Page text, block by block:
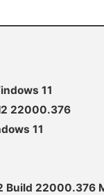
11
22000.376
11
Build 22000.376